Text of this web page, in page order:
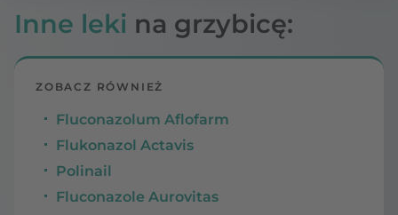
Inne leki na grzybicę:
ZOBACZ RÓWNIEŻ
Fluconazolum Aflofarm
Flukonazol Actavis
Polinail
Fluconazole Aurovitas